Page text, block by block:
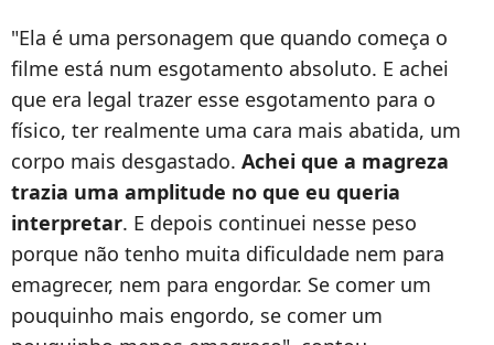
"Ela é uma personagem que quando começa o
filme está num esgotamento absoluto. E achei
que era legal trazer esse esgotamento para o
físico, ter realmente uma cara mais abatida, um
corpo mais desgastado. Achei que a magreza
trazia uma amplitude no que eu queria
interpretar. E depois continuei nesse peso
porque não tenho muita dificuldade nem para
emagrecer, nem para engordar. Se comer um
pouquinho mais engordo, se comer um